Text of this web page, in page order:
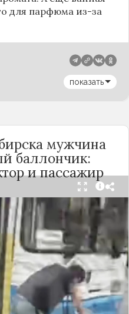
для парфюма из-за
показать
мужчина
баллончик:
и пассажир
автобуса маршрута
инцидент с
Как
канале
, неизвестный
вступил в перепалку
с другими
он достал
его в салоне.